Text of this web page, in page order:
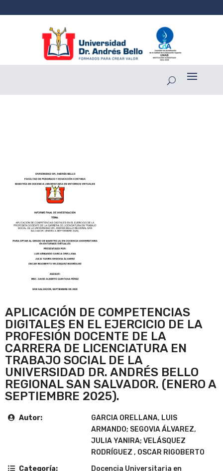
APLICACIÓN DE COMPETENCIAS
DIGITALES EN EL EJERCICIO DE LA
PROFESIÓN DOCENTE DE LA
CARRERA DE LICENCIATURA EN
TRABAJO SOCIAL DE LA
UNIVERSIDAD DR. ANDRÉS BELLO
REGIONAL SAN SALVADOR. (ENERO A
SEPTIEMBRE 2025).
Autor:
GARCIA ORELLANA, LUIS
ARMANDO; SEGOVIA ÁLVAREZ,
JULIA YANIRA; VELÁSQUEZ
RODRÍGUEZ , OSCAR RIGOBERTO
Categoría:
Docencia Universitaria en